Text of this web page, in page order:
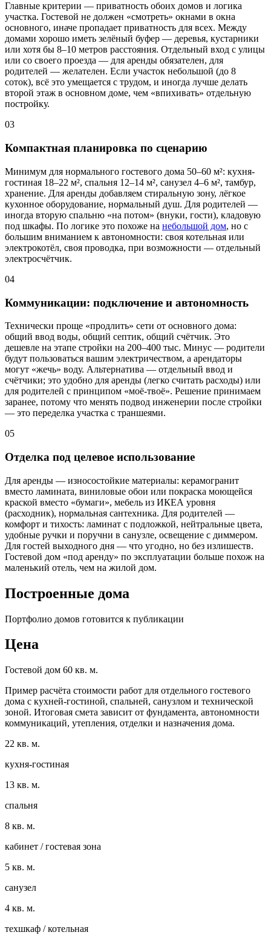
Главные критерии — приватность обоих домов и логика
участка. Гостевой не должен «смотреть» окнами в окна
основного, иначе пропадает приватность для всех. Между
домами хорошо иметь зелёный буфер — деревья, кустарники
или хотя бы 8–10 метров расстояния. Отдельный вход с улицы
или со своего проезда — для аренды обязателен, для
родителей — желателен. Если участок небольшой (до 8
соток), всё это умещается с трудом, и иногда лучше делать
второй этаж в основном доме, чем «впихивать» отдельную
постройку.
03
Компактная планировка по сценарию
Минимум для нормального гостевого дома 50–60 м²: кухня-
гостиная 18–22 м², спальня 12–14 м², санузел 4–6 м², тамбур,
хранение. Для аренды добавляем стиральную зону, лёгкое
кухонное оборудование, нормальный душ. Для родителей —
иногда вторую спальню «на потом» (внуки, гости), кладовую
под шкафы. По логике это похоже на небольшой дом, но с
большим вниманием к автономности: своя котельная или
электрокотёл, своя проводка, при возможности — отдельный
электросчётчик.
04
Коммуникации: подключение и автономность
Технически проще «продлить» сети от основного дома:
общий ввод воды, общий септик, общий счётчик. Это
дешевле на этапе стройки на 200–400 тыс. Минус — родители
будут пользоваться вашим электричеством, а арендаторы
могут «жечь» воду. Альтернатива — отдельный ввод и
счётчики; это удобно для аренды (легко считать расходы) или
для родителей с принципом «моё-твоё». Решение принимаем
заранее, потому что менять подвод инженерии после стройки
— это переделка участка с траншеями.
05
Отделка под целевое использование
Для аренды — износостойкие материалы: керамогранит
вместо ламината, виниловые обои или покраска моющейся
краской вместо «бумаги», мебель из ИКЕА уровня
(расходник), нормальная сантехника. Для родителей —
комфорт и тихость: ламинат с подложкой, нейтральные цвета,
удобные ручки и поручни в санузле, освещение с диммером.
Для гостей выходного дня — что угодно, но без излишеств.
Гостевой дом «под аренду» по эксплуатации больше похож на
маленький отель, чем на жилой дом.
Построенные дома
Портфолио домов готовится к публикации
Цена
Гостевой дом 60 кв. м.
Пример расчёта стоимости работ для отдельного гостевого
дома с кухней-гостиной, спальней, санузлом и технической
зоной. Итоговая смета зависит от фундамента, автономности
коммуникаций, утепления, отделки и назначения дома.
22 кв. м.
кухня-гостиная
13 кв. м.
спальня
8 кв. м.
кабинет / гостевая зона
5 кв. м.
санузел
4 кв. м.
техшкаф / котельная